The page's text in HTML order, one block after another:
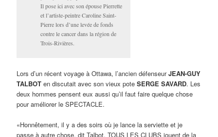
Il pose ici avec son épouse Pierrette
et l’artiste-peintre Caroline Saint-
Pierre lors d’une levée de fonds
contre le cancer dans la région de
Trois-Rivières.
Lors d’un récent voyage à Ottawa, l’ancien défenseurJEAN-GUY
TALBOT en discutait avec son vieux poteSERGE SAVARD. Les
deux hommes pensent eux aussi qu’il faut faire quelque chose
pour améliorer le SPECTACLE.
«Honnêtement, il y a des soirs où je lance la serviette et je
passe à autre chose, dit Talbot. TOUS LES CLUBS jouent de la